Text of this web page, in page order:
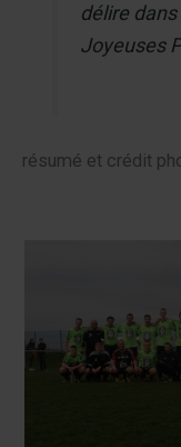
délire
Joyeuses
résumé et crédit